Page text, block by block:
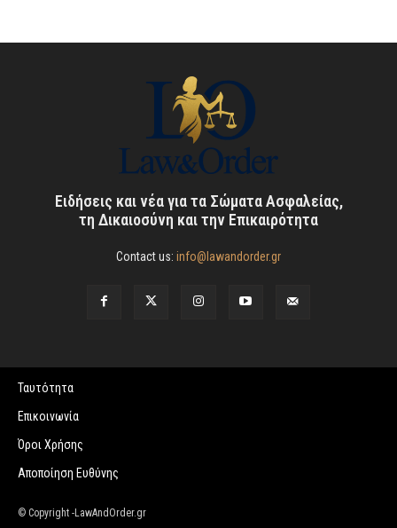
Ειδήσεις και νέα για τα Σώματα Ασφαλείας,
τη Δικαιοσύνη και την Επικαιρότητα
Contact us: info@lawandorder.gr
Ταυτότητα
Επικοινωνία
Όροι Χρήσης
Αποποίηση Ευθύνης
© Copyright -LawAndOrder.gr